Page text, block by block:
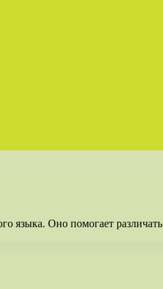
языка. Оно помогает